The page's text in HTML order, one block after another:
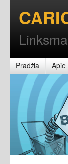
Pradžia Apie